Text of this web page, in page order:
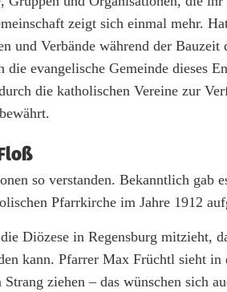
zeigt sich einmal mehr.
und Verbände während der Bauzeit
evangelische Gemeinde dieses
die katholischen Vereine zur
so verstanden. Bekanntlich gab
Pfarrkirche im Jahre 1912
Diözese in Regensburg mitzieht,
kann. Pfarrer Max Früchtl sieht
ziehen – das wünschen sich